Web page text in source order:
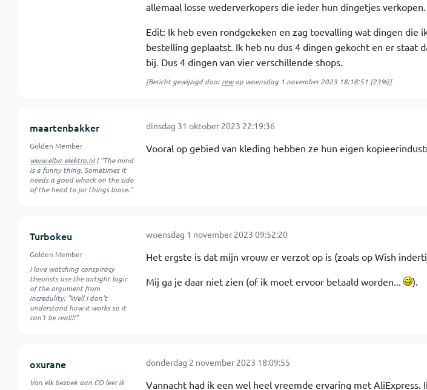
allemaal losse wederverkopers die ieder hun dingetjes verkopen.
Edit: Ik heb even rondgekeken en zag toevalling wat dingen die
bestelling geplaatst. Ik heb nu dus 4 dingen gekocht en er staat
bij. Dus 4 dingen van vier verschillende shops.
[Bericht gewijzigd doorrewop woensdag 1 november 2023 18:18:51(23%)]
maartenbakker
Golden Member
www.elba-elektro.nl| "The mind
is a funny thing. Sometimes it
needs a good whack on the side
of the head to jar things loose."
dinsdag 31 oktober 2023 22:19:36
Vooral op gebied van kleding hebben ze hun eigen
Turbokeu
Golden Member
I love watching conspiracy
theorists use the airtight logic
of the argument from
incredulity: "Well I don't
understand how it works so it
can't be real!!!"
woensdag 1 november 2023 09:52:20
Het ergste is dat mijn vrouw er verzot op is (zoals op Wish
Mij ga je daar niet zien (of ik moet ervoor betaald worden... ).
oxurane
Van elk bezoek aan CO leer ik
donderdag 2 november 2023 18:09:55
Vannacht had ik een wel heel vreemde ervaring met AliExpress.